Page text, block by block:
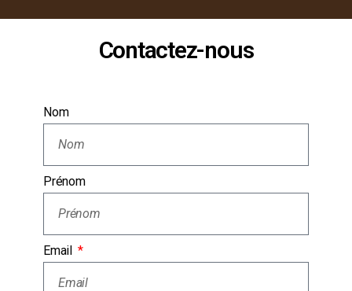
Contactez-nous
Nom
Prénom
Email